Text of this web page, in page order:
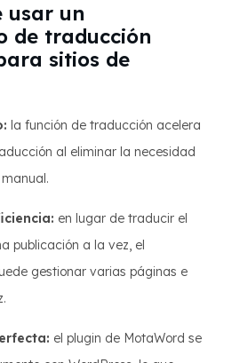
usar un
de traducción
sitios de
la función de traducción acelera
al eliminar la necesidad
en lugar de traducir el
publicación a la vez, el
gestionar varias páginas e
el plugin de MotaWord se